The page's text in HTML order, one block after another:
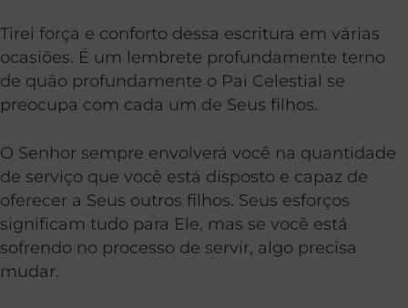
Tirei força e conforto dessa escritura em várias
ocasiões. É um lembrete profundamente terno
de quão profundamente o Pai Celestial se
preocupa com cada um de Seus filhos.
O Senhor sempre envolverá você na quantidade
de serviço que você está disposto e capaz de
oferecer a Seus outros filhos. Seus esforços
significam tudo para Ele, mas se você está
sofrendo no processo de servir, algo precisa
mudar.